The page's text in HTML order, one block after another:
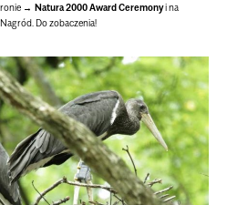
Natura 2000 Award Ceremonyi na
Do zobaczenia!